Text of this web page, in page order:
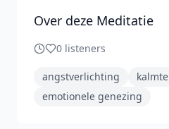
Over deze Meditatie
0 listeners
angstverlichting kalmte
emotionele genezing